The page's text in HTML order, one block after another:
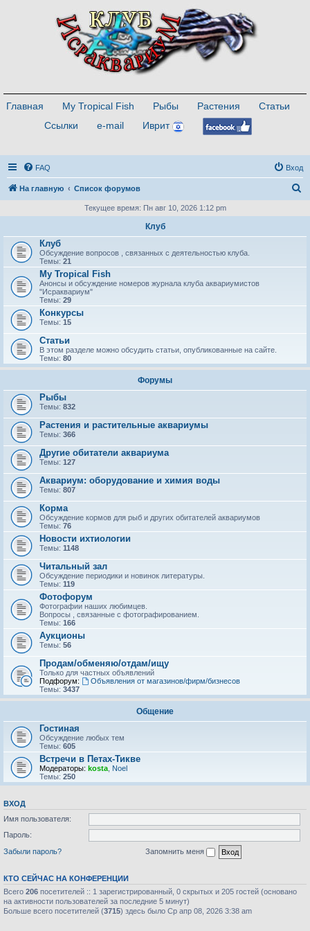
Главная My Tropical Fish Рыбы Растения
Статьи
Ссылки
e-mail Иврит
FAQ Вход
На главную Список форумов
с
Текущее время: Пн авг 10, 2026 1:12 pm
Клуб
Клуб
Обсуждение вопросов , связанных с деятельностью клуба.
Темы: 21
My Tropical Fish
Анонсы и обсуждение номеров журнала клуба аквариумистов
"Исраквариум"
Темы: 29
Конкурсы
Темы: 15
Статьи
В этом разделе можно обсудить статьи, опубликованные на сайте.
Темы: 80
Форумы
Рыбы
Темы: 832
Растения и растительные аквариумы
Темы: 366
Другие обитатели аквариума
Темы: 127
Аквариум: оборудование и химия воды
Темы: 807
Корма
Обсуждение кормов для рыб и других обитателей аквариумов
Темы: 76
Новости ихтиологии
Темы: 1148
Читальный зал
Обсуждение периодики и новинок литературы.
Темы: 119
Фотофорум
Фотографии наших любимцев.
Вопросы , связанные с фотографированием.
Темы: 166
Аукционы
Темы: 56
Продам/обменяю/отдам/ищу
Только для частных объявлений
Подфорум:
Объявления от магазинов/фирм/бизнесов
Темы: 3437
Общение
Гостиная
Обсуждение любых тем
Темы: 605
Встречи в Петах-Тикве
Модераторы: kosta Noel
Темы: 250
ВХОД
Имя пользователя:
Пароль:
Забыли пароль?
Запомнить меня
КТО СЕЙЧАС НА КОНФЕРЕНЦИИ
Всего 206 посетителей :: 1 зарегистрированный, 0 скрытых и 205 гостей (основано
на активности пользователей за последние 5 минут)
Больше всего посетителей (3715) здесь было Ср апр 08, 2026 3:38 am